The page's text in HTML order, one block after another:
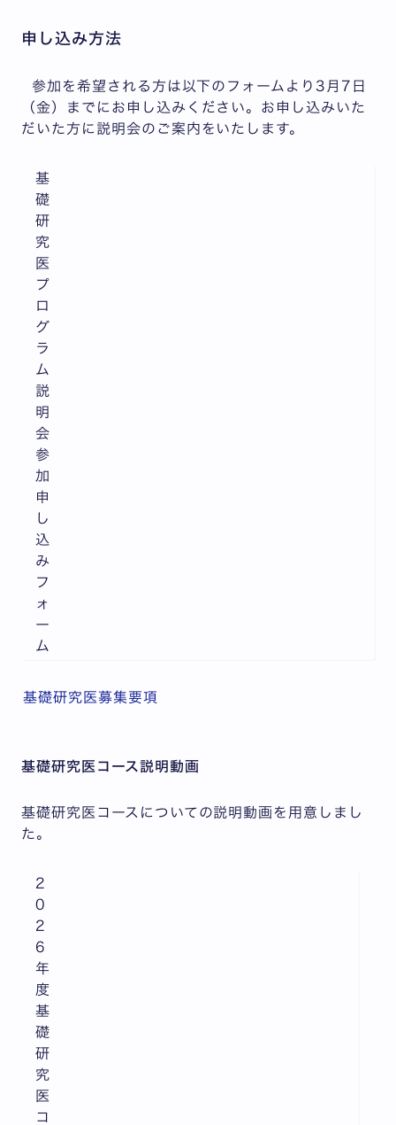
申し込み方法
参加を希望される方は以下のフォームより3月7日
（金）までにお申し込みください。お申し込みいた
だいた方に説明会のご案内をいたします。
基
礎
研
究
医
プ
ロ
グ
ラ
ム
説
明
会
参
加
申
し
込
み
フ
ォ
ー
ム
基礎研究医募集要項
基礎研究医コース説明動画
基礎研究医コースについての説明動画を用意しまし
た。
2
0
2
6
年
度
基
礎
研
究
医
コ